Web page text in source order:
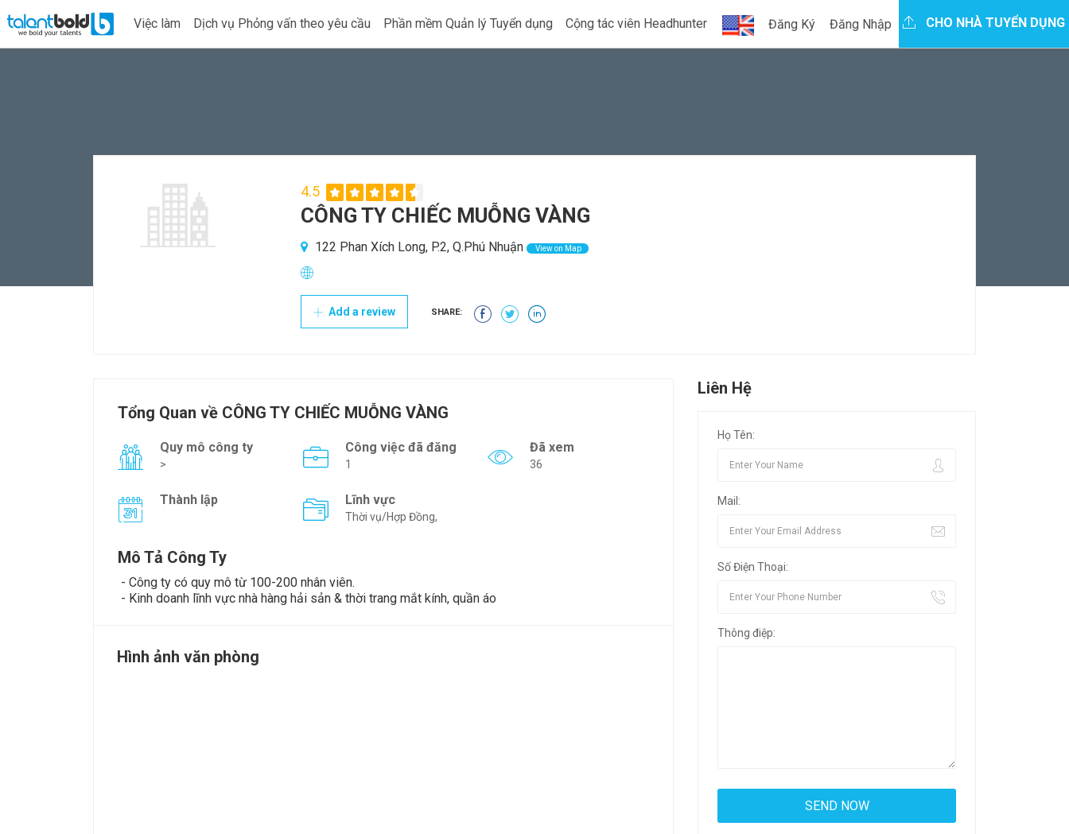
Việc làm Dịch vụ Phỏng vấn theo yêu cầu Phần mềm Quản lý Tuyển dụng Cộng tác viên Headhunter Đăng Ký Đăng Nhập CHO NHÀ TUYỂN DỤNG
4.5
CÔNG TY CHIẾC MUỖNG VÀNG
122 Phan Xích Long, P.2, Q.Phú Nhuận View on Map
Add a review SHARE:
Tổng Quan về CÔNG TY CHIẾC MUỖNG VÀNG
Quy mô công ty
>
Công việc đã đăng
1
Đã xem
36
Thành lập Lĩnh vực
Thời vụ/Hợp Đồng,
Mô Tả Công Ty
- Công ty có quy mô từ 100-200 nhân viên.
- Kinh doanh lĩnh vực nhà hàng hải sản & thời trang mắt kính, quần áo
Hình ảnh văn phòng
Liên Hệ
Họ Tên:
Mail:
Số Điện Thoại:
Thông điệp: